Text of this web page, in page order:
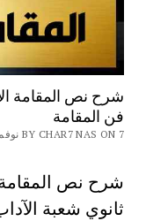
شرح نص المقامة
فن المقامة
BY CHAR7 NAS ON 7 نوفمبر، 2025
ثانوي شعبة